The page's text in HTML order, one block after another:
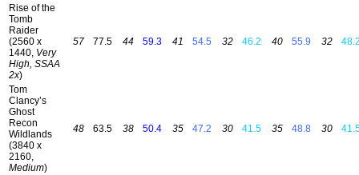
Rise of the
Tomb
Raider
(2560 x
1440, Very
High, SSAA
2x)
57 77.5 44 59.3 41 54.5 32 46.2 40 55.9 32
Tom
Clancy’s
Ghost
Recon
Wildlands
(3840 x
2160,
Medium)
48 63.5 38 50.4 35 47.2 30 41.5 35 48.8 30